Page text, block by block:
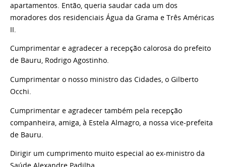
apartamentos. Então, queria saudar cada um dos
moradores dos residenciais Água da Grama e Três Américas
II.
Cumprimentar e agradecer a recepção calorosa do prefeito
de Bauru, Rodrigo Agostinho.
Cumprimentar o nosso ministro das Cidades, o Gilberto
Occhi.
Cumprimentar e agradecer também pela recepção
companheira, amiga, à Estela Almagro, a nossa vice-prefeita
de Bauru.
Dirigir um cumprimento muito especial ao ex-ministro da